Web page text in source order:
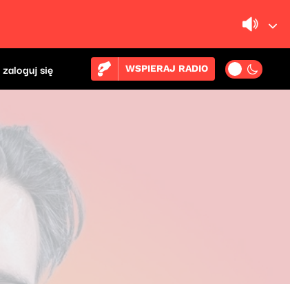
zaloguj się WSPIERAJ RADIO